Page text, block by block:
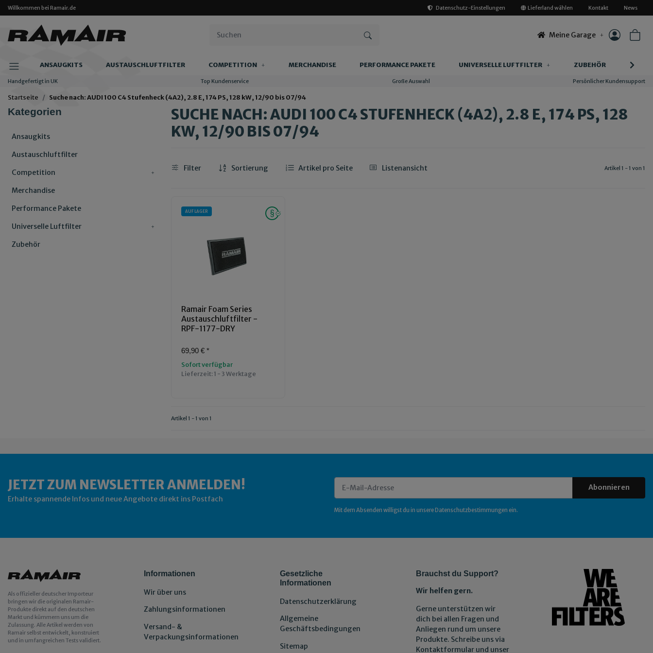
Willkommen bei Ramair.de Datenschutz-Einstellungen Lieferland wählen Kontakt News
Meine Garage
ANSAUGKITS AUSTAUSCHLUFTFILTER COMPETITION MERCHANDISE PERFORMANCE PAKETE UNIVERSELLE LUFTFILTER ZUBEHÖR
Handgefertigt in UK Top Kundenservice Große Auswahl Persönlicher Kundensupport
Startseite Suche nach: AUDI 100 C4 Stufenheck (4A2), 2.8 E, 174 PS, 128 kW, 12/90 bis 07/94
SUCHE NACH: AUDI 100 C4 STUFENHECK (4A2), 2.8 E, 174 PS, 128
KW, 12/90 BIS 07/94
Filter Sortierung Artikel pro Seite Listenansicht Artikel 1 - 1 von 1
AUF LAGER
Ramair Foam Series
Austauschluftfilter -
RPF-1177-DRY
69,90 € *
Sofort verfügbar
Lieferzeit:1 - 3 Werktage
Artikel 1 - 1 von 1
Kategorien
Ansaugkits
Austauschluftfilter
Competition
Merchandise
Performance Pakete
Universelle Luftfilter
Zubehör
JETZT ZUM NEWSLETTER ANMELDEN!
Erhalte spannende Infos und neue Angebote direkt ins Postfach
Abonnieren
Mit dem Absenden willigst du in unsereDatenschutzbestimmungen ein.
Als offizieller deutscher Importeur
bringen wir die originalen Ramair-
Produkte direkt auf den deutschen
Markt und kümmern uns um die
Zulassung. Alle Artikel werden von
Ramair selbst entwickelt, konstruiert
und in umfangreichen Tests validiert.
Informationen
Wir über uns
Zahlungsinformationen
Versand- &
Verpackungsinformationen
Gesetzliche
Informationen
Datenschutzerklärung
Allgemeine
Geschäftsbedingungen
Sitemap
Brauchst du Support?
Wir helfen gern.
Gerne unterstützen wir
dich bei allen Fragen und
Anliegen rund um unsere
Produkte. Schreibe uns via
Kontaktformular und unser